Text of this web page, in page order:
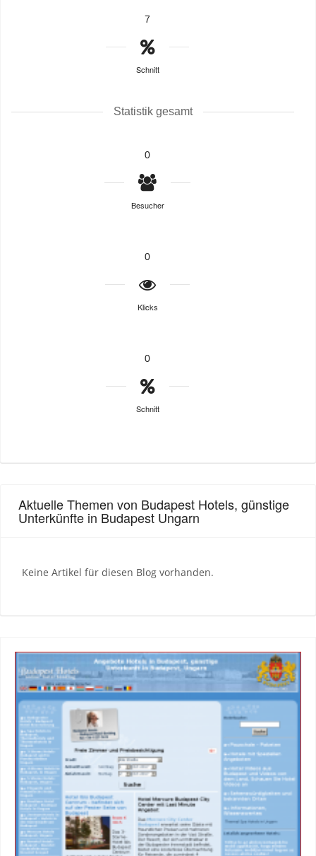
7
Schnitt
Statistik gesamt
0
Besucher
0
Klicks
0
Schnitt
Aktuelle Themen von Budapest Hotels, günstige
Unterkünfte in Budapest Ungarn
Keine Artikel für diesen Blog vorhanden.